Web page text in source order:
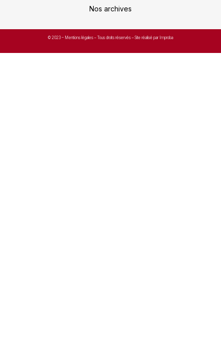
Nos archives
© 2023 – Mentions légales – Tous droits réservés – Site réalisé par Improba